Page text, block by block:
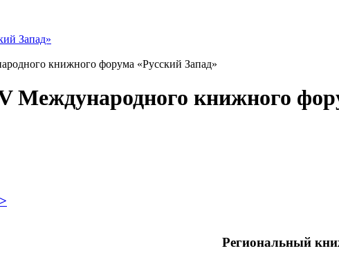
Запад»
книжного форума «Русский Запад»
Международного книжного
Региональный